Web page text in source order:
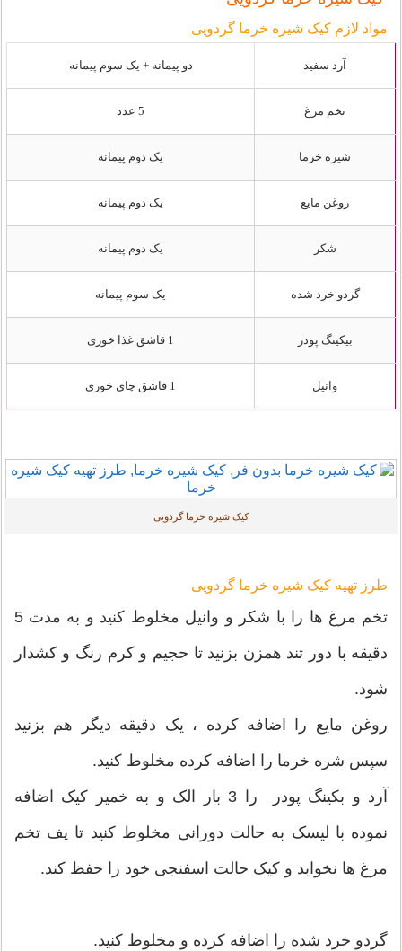
مواد لازم کیک شیره خرما گردویی
آرد سفید دو پیمانه + یک سوم پیمانه
تخم مرغ 5 عدد
شیره خرما یک دوم پیمانه
روغن مایع یک دوم پیمانه
شکر یک دوم پیمانه
گردو خرد شده یک سوم پیمانه
بیکینگ پودر 1 قاشق غذا خوری
وانیل 1 قاشق چای خوری
کیک شیره خرما گردویی
طرز تهیه کیک شیره خرما گردویی
تخم مرغ ها را با شکر و وانیل مخلوط کنید و به مدت 5
دقیقه با دور تند همزن بزنید تا حجیم و کرم رنگ و کشدار
شود.
روغن مایع را اضافه کرده ، یک دقیقه دیگر هم بزنید
سپس شره خرما را اضافه کرده مخلوط کنید.
آرد و بکینگ پودر را 3 بار الک و به خمیر کیک اضافه
نموده با لیسک به حالت دورانی مخلوط کنید تا پف تخم
مرغ ها نخوابد و کیک حالت اسفنجی خود را حفظ کند.
گردو خرد شده را اضافه کرده و مخلوط کنید.